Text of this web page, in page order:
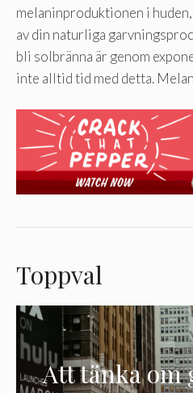
melaninproduktionen i
av din naturliga
bli solbränna är genom
inte alltid tid med detta.
Toppval
Att tänka om